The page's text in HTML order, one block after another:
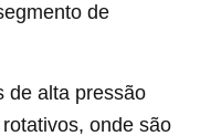
de
de alta pressão
onde são